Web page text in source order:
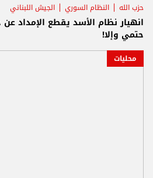
حزب الله النظام السوري الجيش اللبناني
انهيار نظام الأسد يقطع الإمداد عن
حتمي وإلا!
محليات